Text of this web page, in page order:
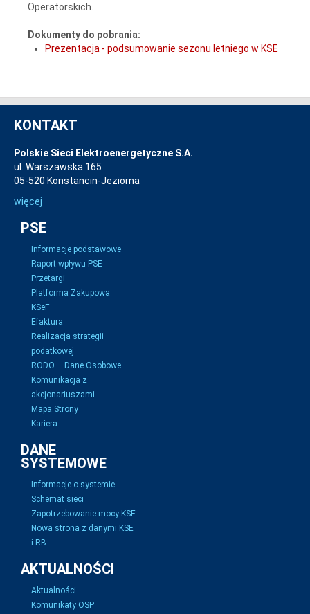
Operatorskich.
Dokumenty do pobrania:
Prezentacja - podsumowanie sezonu letniego w KSE
KONTAKT
Polskie Sieci Elektroenergetyczne S.A.
ul. Warszawska 165
05-520 Konstancin-Jeziorna
więcej
PSE
Informacje podstawowe
Raport wpływu PSE
Przetargi
Platforma Zakupowa
KSeF
Efaktura
Realizacja strategii
podatkowej
RODO – Dane Osobowe
Komunikacja z
akcjonariuszami
Mapa Strony
Kariera
DANE
SYSTEMOWE
Informacje o systemie
Schemat sieci
Zapotrzebowanie mocy KSE
Nowa strona z danymi KSE
i RB
AKTUALNOŚCI
Aktualności
Komunikaty OSP